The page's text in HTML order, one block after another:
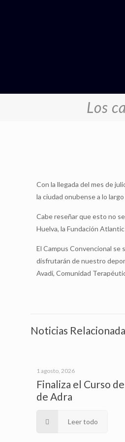
Los
Con la llegada del mes de
la ciudad onubense a lo
Cabe reseñar que esto no
Huelva, la Fundación
El Campus Convencional se
disfrutarán de nuestro
Avadi, Comunidad
Noticias
1 agosto, 2026
Finaliza el Curso
de Adra
Leer todo